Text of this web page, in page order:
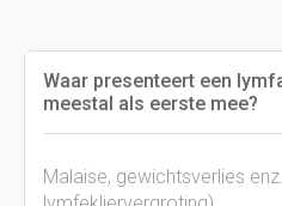
Waar presenteert een
meestal als eerste mee?
Malaise, gewichtsverlies